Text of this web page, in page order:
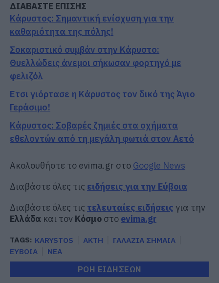
ΔΙΑΒΑΣΤΕ ΕΠΙΣΗΣ
Κάρυστος: Σημαντική ενίσχυση για την
καθαριότητα της πόλης!
Σοκαριστικό συμβάν στην Κάρυστο:
Θυελλώδεις άνεμοι σήκωσαν φορτηγό με
φελιζόλ
Ετσι γιόρτασε η Κάρυστος τον δικό της Άγιο
Γεράσιμο!
Κάρυστος: Σοβαρές ζημιές στα οχήματα
εθελοντών από τη μεγάλη φωτιά στον Αετό
Ακολουθήστε το evima.gr στο Google News
Διαβάστε όλες τις ειδήσεις για την Εύβοια
Διαβάστε όλες τις τελευταίες ειδήσεις για την
Ελλάδα και τον Κόσμο στο evima.gr
TAGS: KARYSTOS ΑΚΤΗ
ΓΑΛΑΖΙΑ ΣΗΜΑΙΑ
ΕΥΒΟΙΑ
ΝΕΑ
ΡΟΗ ΕΙΔΗΣΕΩΝ